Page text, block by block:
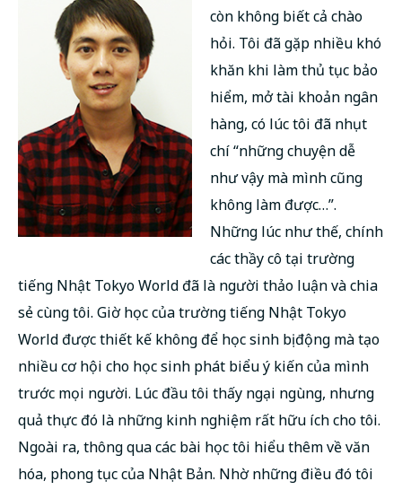
còn không biết cả chào
hỏi. Tôi đã gặp nhiều khó
khăn khi làm thủ tục bảo
hiểm, mở tài khoản ngân
hàng, có lúc tôi đã nhụt
chí “những chuyện dễ
như vậy mà mình cũng
không làm được…”.
Những lúc như thế, chính
các thầy cô tại trường
tiếng Nhật Tokyo World đã là người thảo luận và chia
sẻ cùng tôi. Giờ học của trường tiếng Nhật Tokyo
World được thiết kế không để học sinh bị động mà tạo
nhiều cơ hội cho học sinh phát biểu ý kiến của mình
trước mọi người. Lúc đầu tôi thấy ngại ngùng, nhưng
quả thực đó là những kinh nghiệm rất hữu ích cho tôi.
Ngoài ra, thông qua các bài học tôi hiểu thêm về văn
hóa, phong tục của Nhật Bản. Nhờ những điều đó tôi